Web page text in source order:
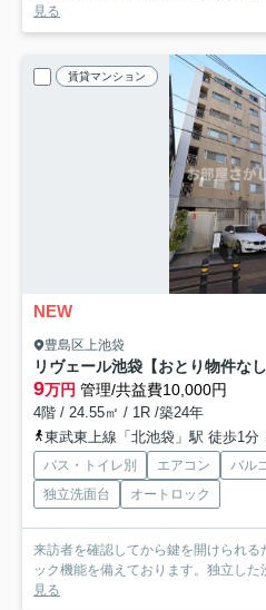
見る
賃貸マンション
NEW
豊島区上池袋
9万円 管理/共益費10,000円
4階 / 24.55㎡ / 1R /築24年
東武東上線「北池袋」駅 徒歩1分
バス・トイレ別 エアコン バル
独立洗面台
オートロック
来訪者を確認してから鍵を開けられ
ック機能を備えております。独立した
見る